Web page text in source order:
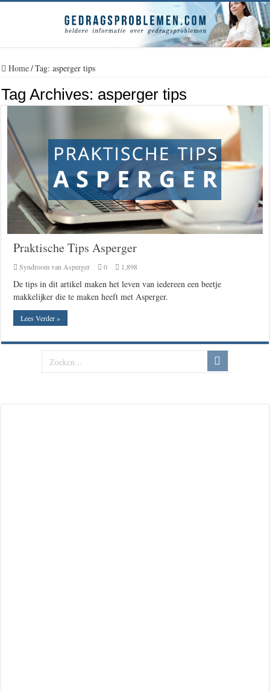
Home/Tag:asperger tips
Tag Archives: asperger tips
Praktische Tips Asperger
Syndroom van Asperger 0 1,898
De tips in dit artikel maken het leven van iedereen een beetje
makkelijker die te maken heeft met Asperger.
Lees Verder »